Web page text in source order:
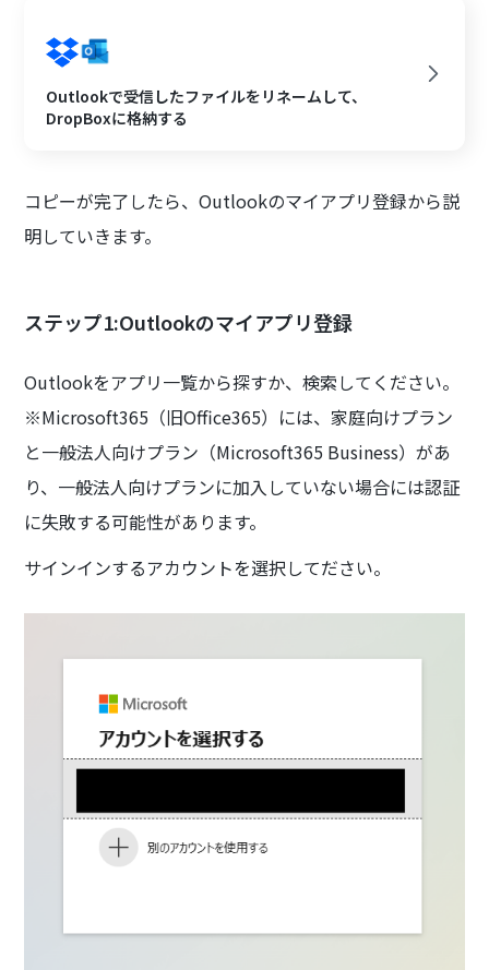
Outlookで受信したファイルをリネームして、
DropBoxに格納する
コピーが完了したら、Outlookのマイアプリ登録から説
明していきます。
ステップ1:Outlookのマイアプリ登録
Outlookをアプリ一覧から探すか、検索してください。
※Microsoft365（旧Office365）には、家庭向けプラン
と一般法人向けプラン（Microsoft365 Business）があ
り、一般法人向けプランに加入していない場合には認証
に失敗する可能性があります。
サインインするアカウントを選択してださい。